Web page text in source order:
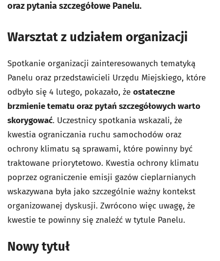
oraz pytania szczegółowe Panelu.
Warsztat z udziałem organizacji
Spotkanie organizacji zainteresowanych tematyką
Panelu oraz przedstawicieli Urzędu Miejskiego, które
odbyło się 4 lutego, pokazało, że ostateczne
brzmienie tematu oraz pytań szczegółowych warto
skorygować. Uczestnicy spotkania wskazali, że
kwestia ograniczania ruchu samochodów oraz
ochrony klimatu są sprawami, które powinny być
traktowane priorytetowo. Kwestia ochrony klimatu
poprzez ograniczenie emisji gazów cieplarnianych
wskazywana była jako szczególnie ważny kontekst
organizowanej dyskusji. Zwrócono więc uwagę, że
kwestie te powinny się znaleźć w tytule Panelu.
Nowy tytuł